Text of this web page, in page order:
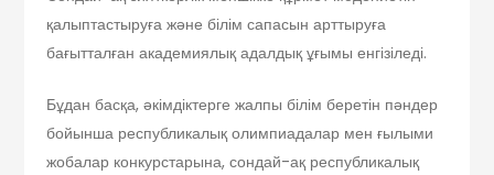
қалыптастыруға және білім сапасын арттыруға
бағытталған академиялық адалдық ұғымы енгізіледі.
Бұдан басқа, әкімдіктерге жалпы білім беретін пәндер
бойынша республикалық олимпиадалар мен ғылыми
жобалар конкурстарына, сондай-ақ республикалық